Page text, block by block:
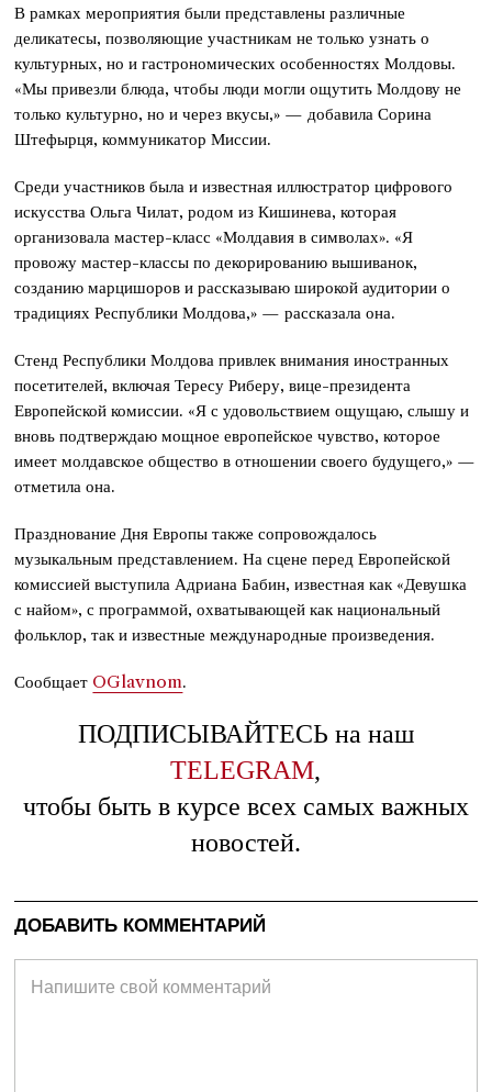
В рамках мероприятия были представлены различные
деликатесы, позволяющие участникам не только узнать о
культурных, но и гастрономических особенностях Молдовы.
«Мы привезли блюда, чтобы люди могли ощутить Молдову не
только культурно, но и через вкусы,» — добавила Сорина
Штефырця, коммуникатор Миссии.
Среди участников была и известная иллюстратор цифрового
искусства Ольга Чилат, родом из Кишинева, которая
организовала мастер-класс «Молдавия в символах». «Я
провожу мастер-классы по декорированию вышиванок,
созданию марцишоров и рассказываю широкой аудитории о
традициях Республики Молдова,» — рассказала она.
Стенд Республики Молдова привлек внимания иностранных
посетителей, включая Тересу Риберу, вице-президента
Европейской комиссии. «Я с удовольствием ощущаю, слышу и
вновь подтверждаю мощное европейское чувство, которое
имеет молдавское общество в отношении своего будущего,» —
отметила она.
Празднование Дня Европы также сопровождалось
музыкальным представлением. На сцене перед Европейской
комиссией выступила Адриана Бабин, известная как «Девушка
с найом», с программой, охватывающей как национальный
фольклор, так и известные международные произведения.
Сообщает OGlavnom.
ПОДПИСЫВАЙТЕСЬ на наш
TELEGRAM,
чтобы быть в курсе всех самых важных
новостей.
ДОБАВИТЬ КОММЕНТАРИЙ